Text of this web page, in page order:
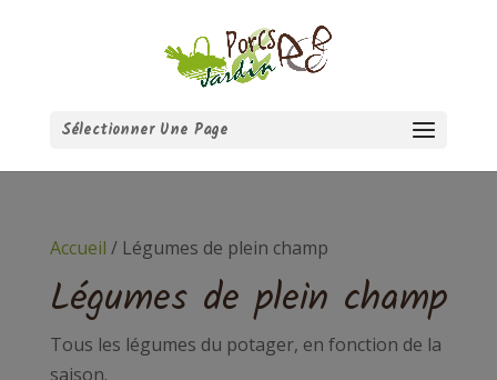
Sélectionner Une Page
Accueil / Légumes de plein champ
Légumes de plein champ
Tous les légumes du potager, en fonction de la
saison.